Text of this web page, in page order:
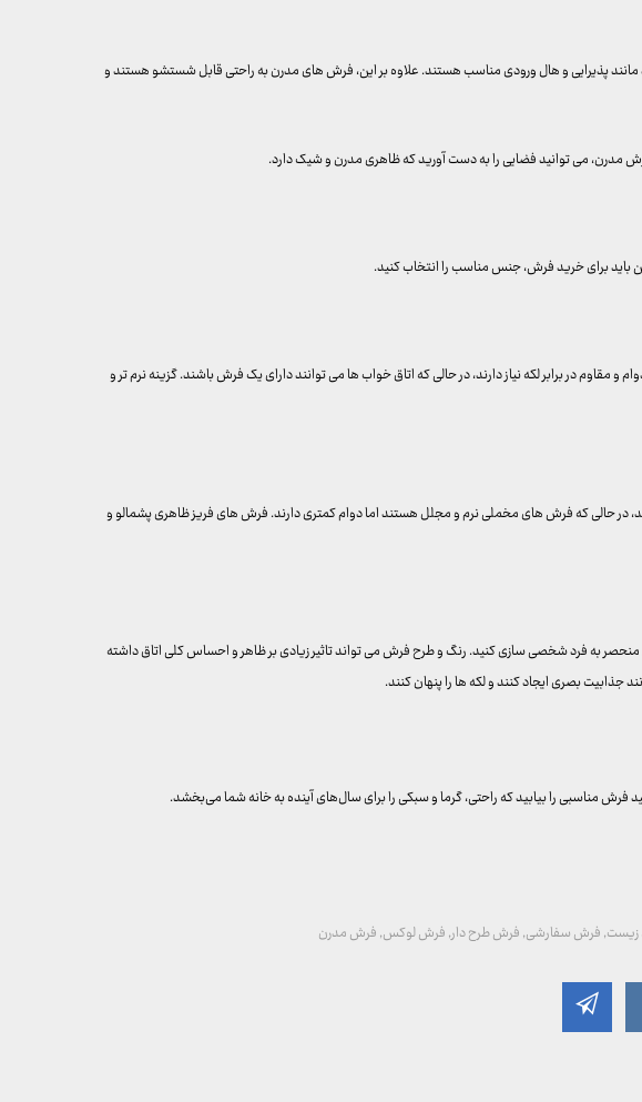
پذیرایی و هال ورودی مناسب هستند. علاوه بر این، فرش های مدرن به راحتی قابل شستشو هستند و
مدرن، می توانید فضایی را به دست آورید که ظاهری مدرن و شیک دارد.
برای خرید فرش، جنس مناسب را انتخاب کنید.
در برابر لکه نیاز دارند، در حالی که اتاق خواب ها می توانند دارای یک فرش باشند. گزینه نرم تر و
در حالی که فرش های مخملی نرم و مجلل هستند اما دوام کمتری دارند. فرش های فریز ظاهری پشمالو و
به فرد شخصی سازی کنید. رنگ و طرح فرش می تواند تاثیر زیادی بر ظاهر و احساس کلی اتاق داشته
جذابیت بصری ایجاد کنند و لکه ها را پنهان کنند.
مناسبی را بیابید که راحتی، گرما و سبکی را برای سال‌های آینده به خانه شما می‌بخشد.
زیست,فرش سفارشی,فرش طرح دار,فرش لوکس,فرش مدرن